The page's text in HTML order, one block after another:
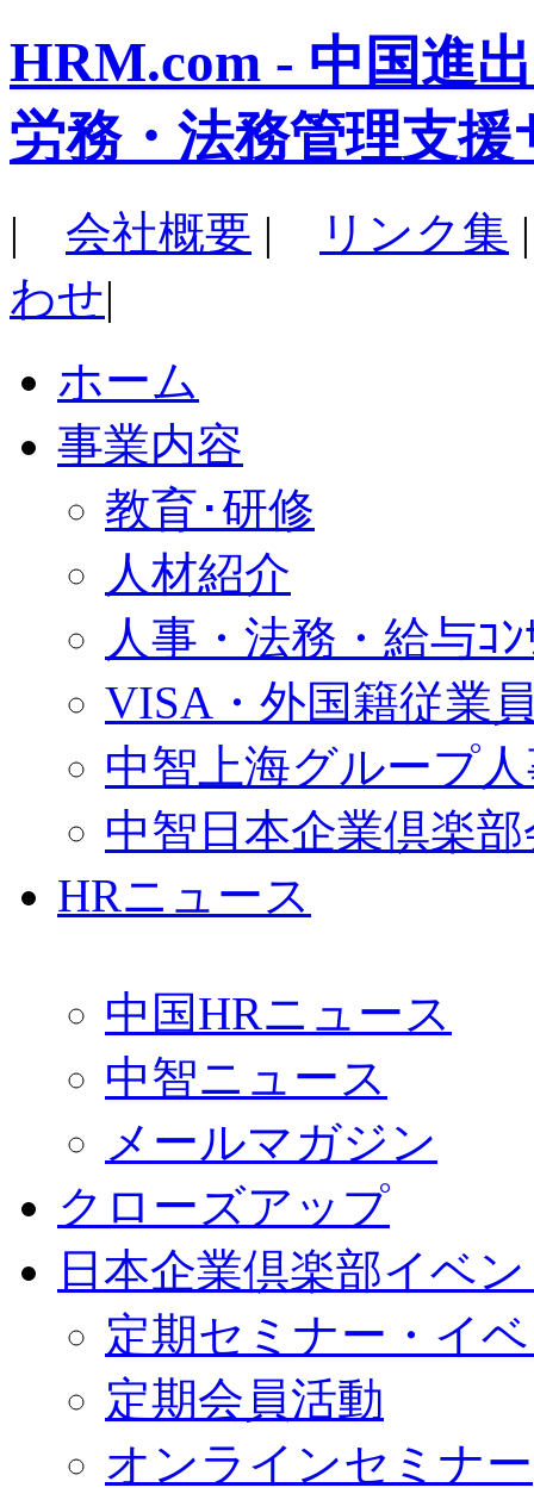
HRM.com - 中国進
労務・法務管理支援
| 会社概要 | リンク集
わせ|
ホーム
事業内容
教育･研修
人材紹介
人事・法務・給与ｺﾝ
VISA・外国籍従業
中智上海グループ
中智日本企業倶楽
HRニュース
中国HRニュース
中智ニュース
メールマガジン
クローズアップ
日本企業倶楽部イベ
定期セミナー・イ
定期会員活動
オンラインセミナー